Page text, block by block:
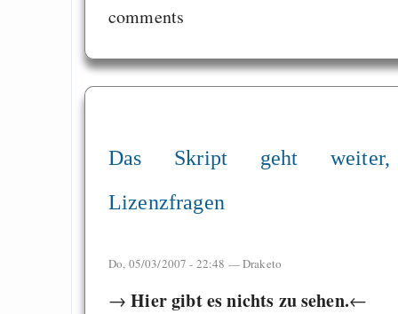
comments
Das Skript geht weiter,
Lizenzfragen
Do, 05/03/2007 - 22:48 —Draketo
→Hier gibt es nichts zu sehen.←